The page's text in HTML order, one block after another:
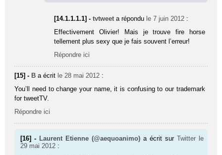
[14.1.1.1.1] -tvtweet a répondu le 7 juin 2012 :
Effectivement Olivier! Mais je trouve fire horse
tellement plus sexy que je fais souvent l’erreur!
Répondre ici
[15] - B a écrit le 28 mai 2012 :
You’ll need to change your name, it is confusing to our trademark
for tweetTV.
Répondre ici
[16] - Laurent Etienne (@aequoanimo) a écrit sur Twitter
le
29 mai 2012 :